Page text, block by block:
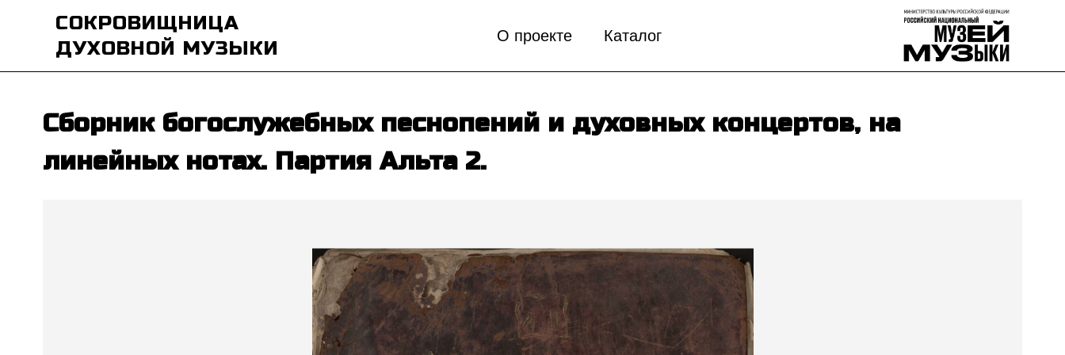
СОКРОВИЩНИЦА
ДУХОВНОЙ МУЗЫКИ
О проекте Каталог
Сборник богослужебных песнопений и духовных концертов, на
линейных нотах. Партия Альта 2.